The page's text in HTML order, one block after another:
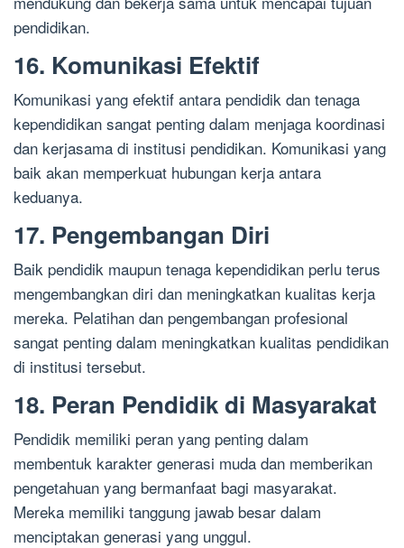
pendidikan.
16. Komunikasi Efektif
Komunikasi yang efektif antara pendidik dan tenaga
kependidikan sangat penting dalam menjaga koordinasi
dan kerjasama di institusi pendidikan. Komunikasi yang
baik akan memperkuat hubungan kerja antara
keduanya.
17. Pengembangan Diri
Baik pendidik maupun tenaga kependidikan perlu terus
mengembangkan diri dan meningkatkan kualitas kerja
mereka. Pelatihan dan pengembangan profesional
sangat penting dalam meningkatkan kualitas pendidikan
di institusi tersebut.
18. Peran Pendidik di Masyarakat
Pendidik memiliki peran yang penting dalam
membentuk karakter generasi muda dan memberikan
pengetahuan yang bermanfaat bagi masyarakat.
Mereka memiliki tanggung jawab besar dalam
menciptakan generasi yang unggul.